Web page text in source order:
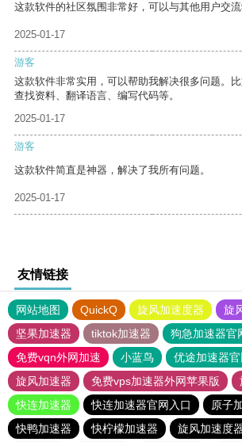
这款软件的社区氛围非常好，可以与其他用户交流
2025-01-17
游客
这款软件非常实用，可以帮助我解决很多问题。
查找资料、翻译语言、编写代码等。
2025-01-17
游客
这款软件简直是神器，解决了我所有问题。
2025-01-17
友情链接
网站地图 QuickQ 旋风加速度器
旋
坚果加速器
tiktok加速器
狗急加速器官
免费vqn外网加速
小蓝鸟 优途加速器官
旋风加速器
免费vps加速器外网苹果版
快连加速器
快连加速器官网入口
原子
快鸭加速器
快柠檬加速器 旋风加速度